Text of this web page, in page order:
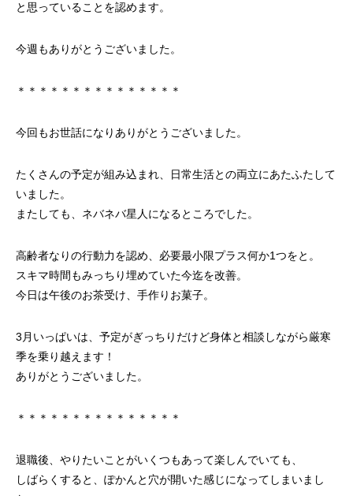
と思っていることを認めます。
今週もありがとうございました。
＊＊＊＊＊＊＊＊＊＊＊＊＊＊＊
今回もお世話になりありがとうございました。
たくさんの予定が組み込まれ、日常生活との両立にあたふたして
いました。
またしても、ネバネバ星人になるところでした。
高齢者なりの行動力を認め、必要最小限プラス何か1つをと。
スキマ時間もみっちり埋めていた今迄を改善。
今日は午後のお茶受け、手作りお菓子。
3月いっぱいは、予定がぎっちりだけど身体と相談しながら厳寒
季を乗り越えます！
ありがとうございました。
＊＊＊＊＊＊＊＊＊＊＊＊＊＊＊
退職後、やりたいことがいくつもあって楽しんでいても、
しばらくすると、ぽかんと穴が開いた感じになってしまいまし